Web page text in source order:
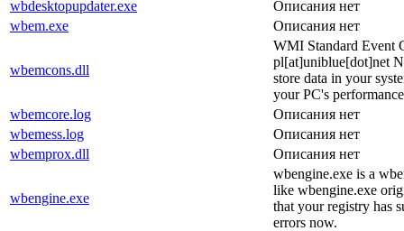
wbdesktopupdater.exe
Описания нет
wbem.exe
Описания нет
wbemcons.dll
WMI Standard Event
pl[at]uniblue[dot]net
store data in your
your PC's
wbemcore.log
Описания нет
wbemess.log
Описания нет
wbemprox.dll
Описания нет
wbengine.exe
wbengine.exe is a
like wbengine.exe
that your registry has
errors now.